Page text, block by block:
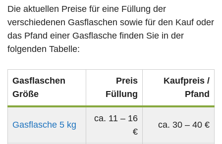
Die aktuellen Preise für eine Füllung der
verschiedenen Gasflaschen sowie für den Kauf oder
das Pfand einer Gasflasche finden Sie in der
folgenden Tabelle:
Gasflaschen
Größe
Preis
Füllung
Kaufpreis /
Pfand
Gasflasche 5 kg
ca. 11 – 16
€
ca. 30 – 40 €